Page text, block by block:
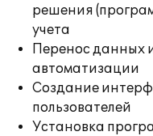
решения
учета
Перенос данных
автоматизации
Создание
пользователей
Установка